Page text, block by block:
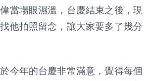
當場眼濕溫，台慶結束之後，現
他拍照留念，讓大家要多了幾分
今年的台慶非常滿意，覺得每個